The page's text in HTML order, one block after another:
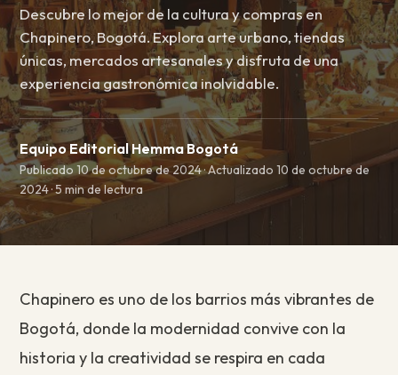
Descubre lo mejor de la cultura y compras en
Chapinero, Bogotá. Explora arte urbano, tiendas
únicas, mercados artesanales y disfruta de una
experiencia gastronómica inolvidable.
Equipo Editorial Hemma Bogotá
Publicado 10 de octubre de 2024 · Actualizado 10 de octubre de
2024 · 5 min de lectura
Chapinero es uno de los barrios más vibrantes de
Bogotá, donde la modernidad convive con la
historia y la creatividad se respira en cada